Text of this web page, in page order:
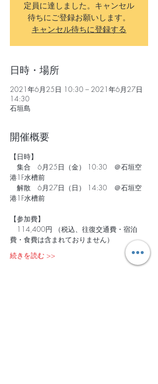
定員に達しました。キャンセル
待ちにご登録お願いします。
キャンセル待ちに登録する
日時・場所
2021年6月25日 10:30 – 2021年6月27日
14:30
石垣島
開催概要
【日時】
集合　6月25日（金） 10:30　＠石垣空
港1F水槽前
解散　6月27日（日） 14:30　＠石垣空
港1F水槽前
【参加費】
114,400円 （税込、往復交通費・宿泊
費・食費は含まれておりません）
続きを読む >>